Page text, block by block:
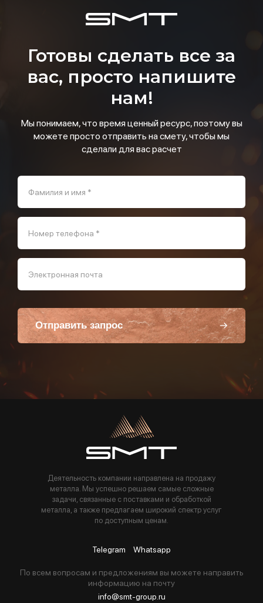
Готовы сделать все за
вас, просто напишите
нам!
Мы понимаем, что время ценный ресурс, поэтому вы
можете просто отправить на смету, чтобы мы
сделали для вас расчет
Фамилия и имя *
Номер телефона *
Электронная почта
Отправить запрос
Пользуясь данной формой вы соглашаетесь с политикой компании
Деятельность компании направлена на продажу
металла. Мы успешно решаем самые сложные
задачи, связанные с поставками и обработкой
металла, а также предлагаем широкий спектр услуг
по доступным ценам.
Telegram Whatsapp
По всем вопросам и предложениям вы можете направить
информацию на почту
info@smt-group.ru